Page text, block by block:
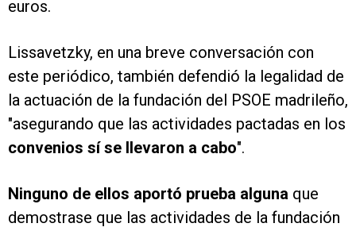
euros.
Lissavetzky, en una breve conversación con
este periódico, también defendió la legalidad de
la actuación de la fundación del PSOE madrileño,
"asegurando que las actividades pactadas en los
convenios sí se llevaron a cabo".
Ninguno de ellos aportó prueba alguna que
demostrase que las actividades de la fundación